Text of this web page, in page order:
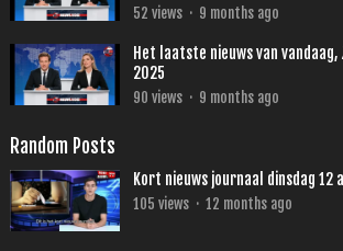
52 views · 9 months ago
Het laatste nieuws van vandaag,
2025
90 views · 9 months ago
Random Posts
Kort nieuws journaal dinsdag 12
105 views · 12 months ago